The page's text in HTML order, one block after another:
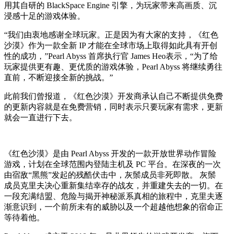
用其自研的 BlackSpace Engine 引擎，为玩家带来高画质、沉
浸感十足的游戏体验。
“我们由衷地感谢全球玩家。正是因为有大家的支持，《红色
沙漠》作为一款全新 IP 才能在全球市场上取得如此具有开创
性的成功，”Pearl Abyss 首席执行官 James Heo表示，“为了给
玩家提供更有趣、更优质的游戏体验，Pearl Abyss 将继续勇往
直前，不断迎接全新的挑战。”
此前我们曾报道，《红色沙漠》开发商承认自己不断提供免费
的更新内容就是在免费营销，同时表示只要玩家有需求，更新
就会一直进行下去。
《红色沙漠》是由 Pearl Abyss 开发的一款开放世界动作冒险
游戏，计划在全球范围内登陆主机及 PC 平台。在深夜的一次
由宿敌“黑熊”发起的残酷伏击中，灰鬃成员非死即散。 灰鬃
成员克里夫决心重新集结幸存的战友，并重建失去的一切。在
一段充满结盟、危险与揭开神秘派系真相的旅程中，克里夫逐
渐意识到，一个前所未有的威胁以及一个超越他想象的宿命正
等待着他。